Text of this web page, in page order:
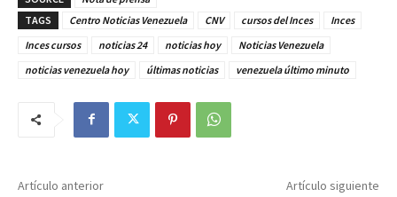
TAGS
Centro Noticias Venezuela CNV cursos del Inces
Inces
Inces cursos
noticias 24 noticias hoy
Noticias Venezuela
noticias venezuela hoy
últimas noticias venezuela último minuto
Artículo anterior Artículo siguiente